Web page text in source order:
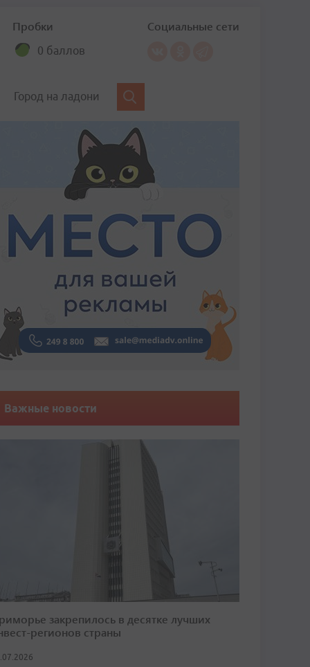
Пробки
0 баллов
Социальные сети
Город на ладони
Важные новости
закрепилось в десятке лучших
регионов страны